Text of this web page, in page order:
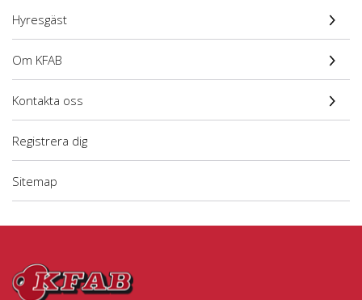
Hyresgäst
Om KFAB
Kontakta oss
Registrera dig
Sitemap